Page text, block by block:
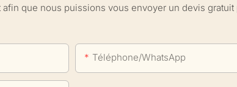
que nous puissions vous envoyer un devis gratuit
Téléphone/WhatsApp